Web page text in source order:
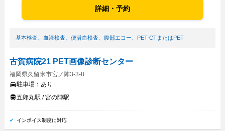
詳細・予約
基本検査、 血液検査、 便潜血検査、 腹部エコー PET-CTまたはPET
古賀病院21 PET画像診断センター
福岡県久留米市宮ノ陣3-3-8
駐車場： あり
五郎丸駅 / 宮の陣駅
インボイス制度に対応